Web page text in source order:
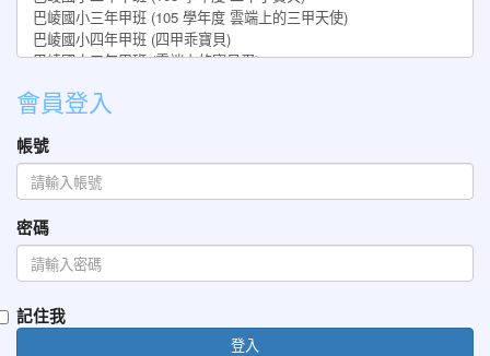
會員登入
帳號
密碼
記住我
登入